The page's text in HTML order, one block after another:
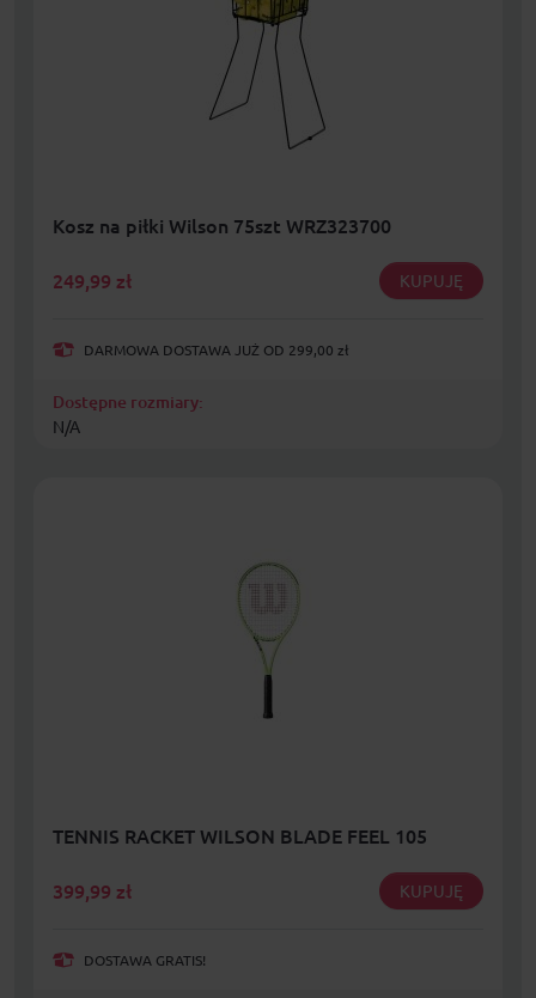
Kosz na piłki Wilson 75szt WRZ323700
249,99 zł KUPUJĘ
DARMOWA DOSTAWA JUŻ OD 299,00 zł
Dostępne rozmiary:
N/A
TENNIS RACKET WILSON BLADE FEEL 105
399,99 zł KUPUJĘ
DOSTAWA GRATIS!